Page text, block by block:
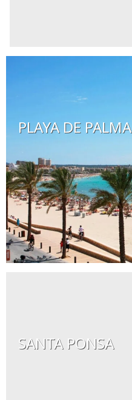
PLAYA DE PALMA
SANTA PONSA